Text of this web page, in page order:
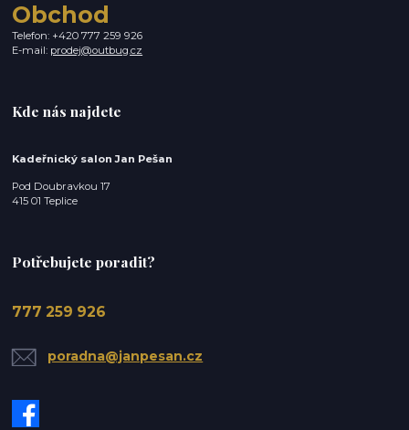
Obchod
Telefon: +420 777 259 926
E-mail: prodej@outbug.cz
Kde nás najdete
Kadeřnický salon Jan Pešan
Pod Doubravkou 17
415 01 Teplice
Potřebujete poradit?
777 259 926
poradna@janpesan.cz